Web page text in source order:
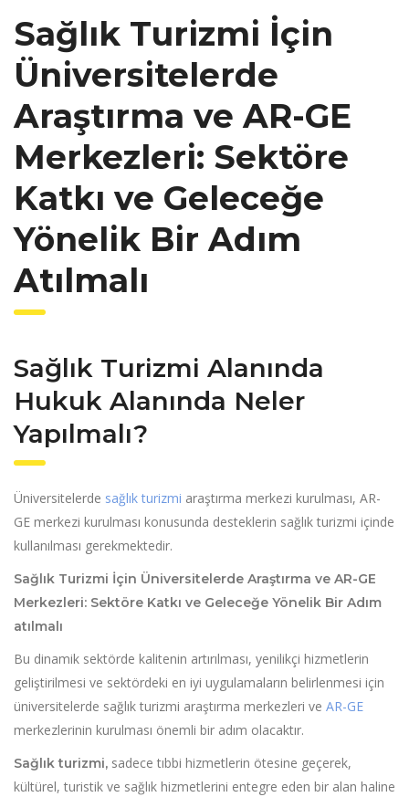
Sağlık Turizmi İçin
Üniversitelerde
Araştırma ve AR-GE
Merkezleri: Sektöre
Katkı ve Geleceğe
Yönelik Bir Adım
Atılmalı
Sağlık Turizmi Alanında
Hukuk Alanında Neler
Yapılmalı?
Üniversitelerde sağlık turizmi araştırma merkezi kurulması, AR-
GE merkezi kurulması konusunda desteklerin sağlık turizmi içinde
kullanılması gerekmektedir.
Sağlık Turizmi İçin Üniversitelerde Araştırma ve AR-GE
Merkezleri: Sektöre Katkı ve Geleceğe Yönelik Bir Adım
atılmalı
Bu dinamik sektörde kalitenin artırılması, yenilikçi hizmetlerin
geliştirilmesi ve sektördeki en iyi uygulamaların belirlenmesi için
üniversitelerde sağlık turizmi araştırma merkezleri ve AR-GE
merkezlerinin kurulması önemli bir adım olacaktır.
Sağlık turizmi, sadece tıbbi hizmetlerin ötesine geçerek,
kültürel, turistik ve sağlık hizmetlerini entegre eden bir alan haline